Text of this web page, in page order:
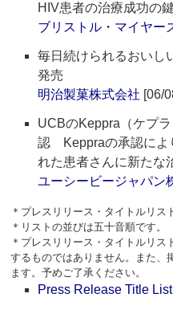
HIV患者の治療成功の
ブリストル・マイヤー
毎日続けられるおい
発売
明治製菓株式会社 [06/
UCBのKeppra（ケプ
認 Keppraの承認によ
れた患者さんに新たな
ユーシービージャパン
＊プレスリリース・タイトルリス
＊リストの並びは五十音順です。
＊プレスリリース・タイトルリ
するものではありません。また、
ます。予めご了承ください。
Press Release Title